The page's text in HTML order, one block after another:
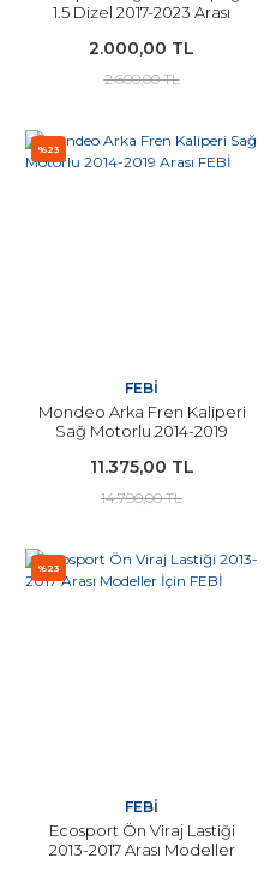
1.5 Dizel 2017-2023 Arası
2.000,00 TL
2.600,00 TL
%23
FEBİ
Mondeo Arka Fren Kaliperi
Sağ Motorlu 2014-2019
11.375,00 TL
14.790,00 TL
%23
FEBİ
Ecosport Ön Viraj Lastiği
2013-2017 Arası Modeller